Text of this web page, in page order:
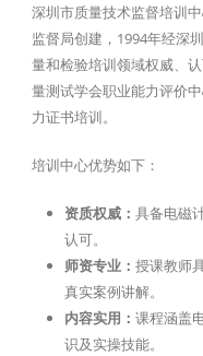
深圳市质量技术监督培训
监督局创建，1994年经深
量和检验培训领域权威、
量测试学会职业能力评价
力证书培训。
培训中心优势如下：
资质权威： 具备电磁
认可。
师资专业： 授课教师
真实案例讲解。
内容实用： 课程涵盖
识及实操技能。